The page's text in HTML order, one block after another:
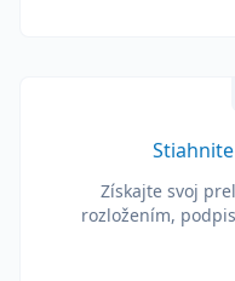
Získajte svoj
rozložením,